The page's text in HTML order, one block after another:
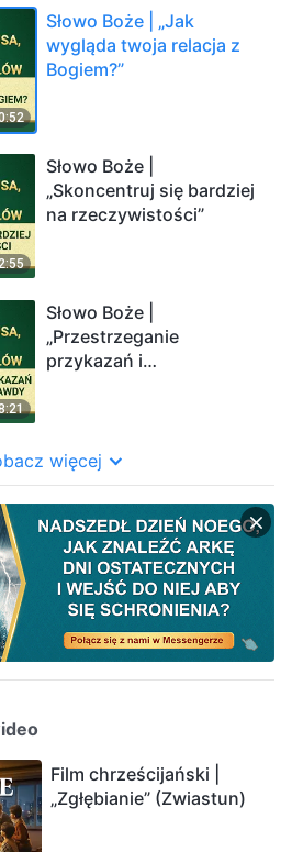
Słowo Boże | „Jak
wygląda twoja relacja z
Bogiem?”
Słowo Boże |
„Skoncentruj się bardziej
na rzeczywistości”
Słowo Boże |
„Przestrzeganie‌
‌przykazań‌ ‌‌i‌
więcej
Film chrześcijański |
„Zgłębianie” (Zwiastun)